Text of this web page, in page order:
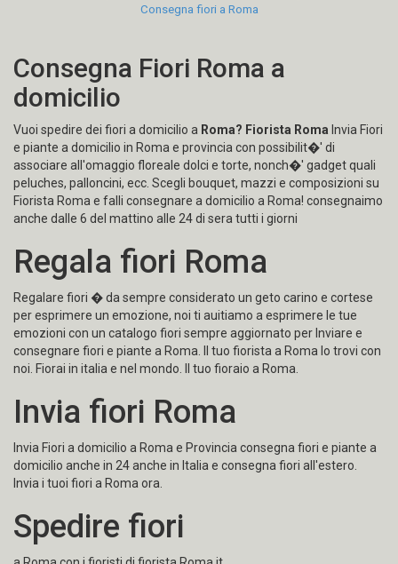
Recapitare fiori freschi a Roma-Fiori e Regalo Roma
Consegna Fiori Roma a
domicilio
Vuoi spedire dei fiori a domicilio aRoma?Fiorista RomaInvia Fiori
e piante a domicilio in Roma e provincia con possibilit�' di
associare all'omaggio floreale dolci e torte, nonch�' gadget quali
peluches, palloncini, ecc. Scegli bouquet, mazzi e composizioni su
Fiorista Roma e falli consegnare a domicilio a Roma! consegnaimo
Regala fiori Roma
Regalare fiori � da sempre considerato un geto carino e cortese
per esprimere un emozione, noi ti auitiamo a esprimere le tue
emozioni con un catalogo fiori sempre aggiornato per Inviare e
consegnare fiori e piante a Roma. Il tuo fiorista a Roma lo trovi con
Invia fiori Roma
Invia Fiori a domicilio a Roma e Provincia consegna fiori e piante a
domicilio anche in 24 anche in Italia e consegna fiori all'estero.
Spedire fiori